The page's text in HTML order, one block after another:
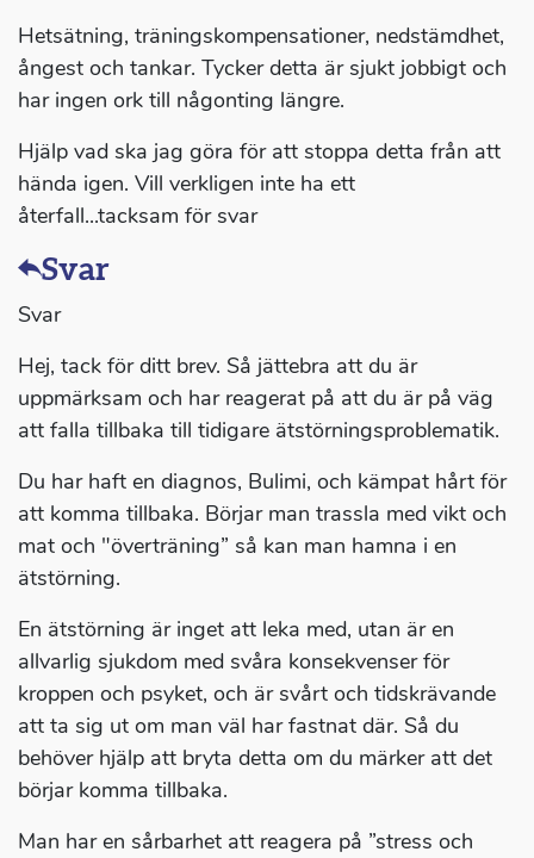
Hetsätning, träningskompensationer, nedstämdhet,
ångest och tankar. Tycker detta är sjukt jobbigt och
har ingen ork till någonting längre.
Hjälp vad ska jag göra för att stoppa detta från att
hända igen. Vill verkligen inte ha ett
återfall...tacksam för svar
Svar
Svar
Hej, tack för ditt brev. Så jättebra att du är
uppmärksam och har reagerat på att du är på väg
att falla tillbaka till tidigare ätstörningsproblematik.
Du har haft en diagnos, Bulimi, och kämpat hårt för
att komma tillbaka. Börjar man trassla med vikt och
mat och "överträning” så kan man hamna i en
ätstörning.
En ätstörning är inget att leka med, utan är en
allvarlig sjukdom med svåra konsekvenser för
kroppen och psyket, och är svårt och tidskrävande
att ta sig ut om man väl har fastnat där. Så du
behöver hjälp att bryta detta om du märker att det
börjar komma tillbaka.
Man har en sårbarhet att reagera på ”stress och